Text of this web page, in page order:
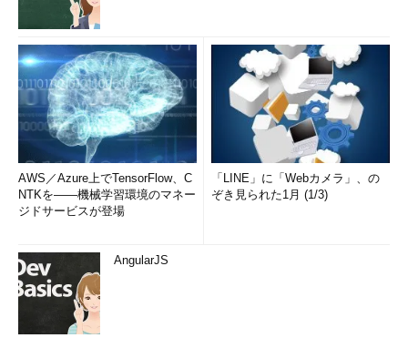
AWS／Azure上でTensorFlow、C
NTKを――機械学習環境のマネー
ジドサービスが登場
「LINE」に「Webカメラ」、の
ぞき見られた1月 (1/3)
AngularJS